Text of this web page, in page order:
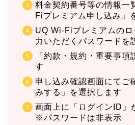
料金契約番号等の情報一
Fiプレミアム申し込み」
UQ Wi-Fiプレミアムのロ
力いただくパスワードを
「約款・規約・重要事項
す
申し込み確認画面にてご
みする」を選択します
画面上に「ログインID」
※パスワードは非表示